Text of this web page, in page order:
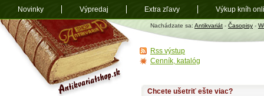
Antikvariát
shop.sk
Nachádzate sa: Antikvariát - Časopisy -
Chcete ušetriť ešte viac?
Rss výstup
Cenník, katalóg
Novinky Výpredaj Extra zľavy Výkup kníh